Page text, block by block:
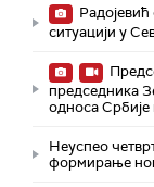
ситуацији у
председника
односа Србије
Неуспео
формирање